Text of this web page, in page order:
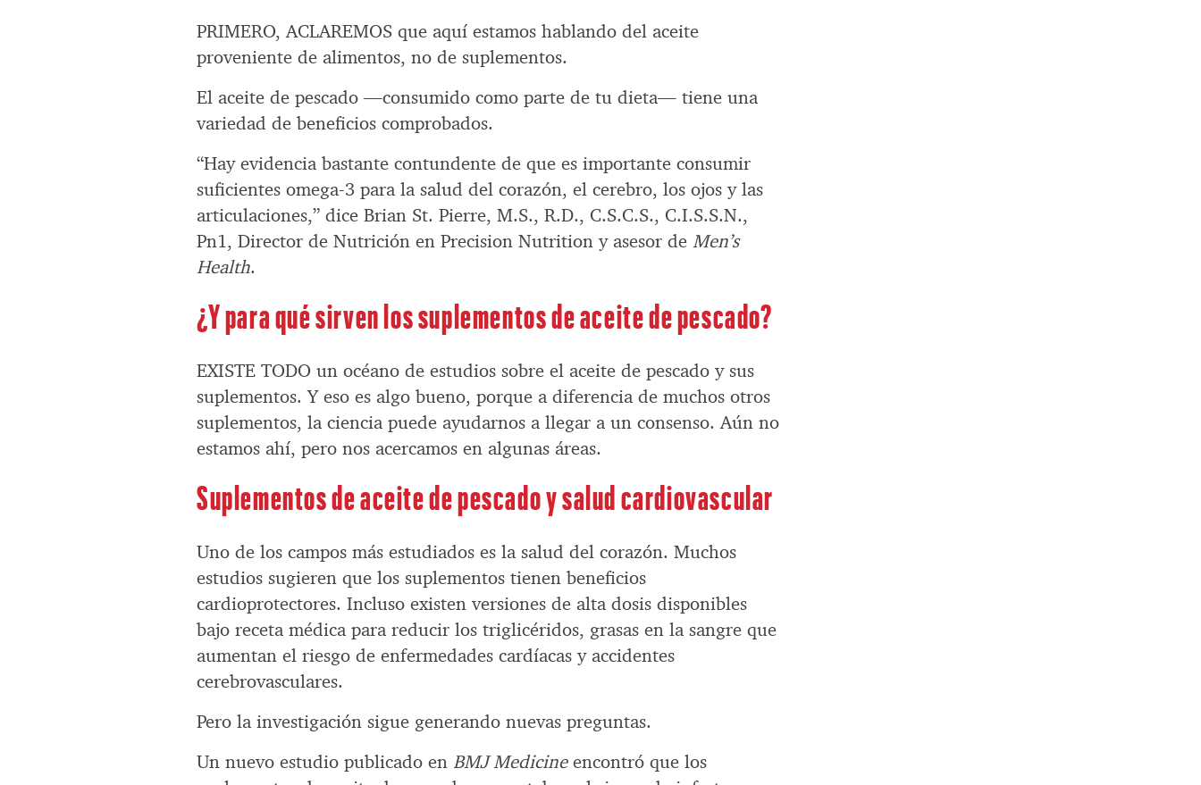
PRIMERO, ACLAREMOS que aquí estamos hablando del aceite
proveniente de alimentos, no de suplementos.
El aceite de pescado —consumido como parte de tu dieta— tiene una
variedad de beneficios comprobados.
“Hay evidencia bastante contundente de que es importante consumir
suficientes omega-3 para la salud del corazón, el cerebro, los ojos y las
articulaciones,” dice Brian St. Pierre, M.S., R.D., C.S.C.S., C.I.S.S.N.,
Pn1, Director de Nutrición en Precision Nutrition y asesor deMen’s
Health.
¿Y para qué sirven los suplementos de aceite de pescado?
EXISTE TODO un océano de estudios sobre el aceite de pescado y sus
suplementos. Y eso es algo bueno, porque a diferencia de muchos otros
suplementos, la ciencia puede ayudarnos a llegar a un consenso. Aún no
estamos ahí, pero nos acercamos en algunas áreas.
Suplementos de aceite de pescado y salud cardiovascular
Uno de los campos más estudiados es la salud del corazón. Muchos
estudios sugieren que los suplementos tienen beneficios
cardioprotectores. Incluso existen versiones de alta dosis disponibles
bajo receta médica para reducir los triglicéridos, grasas en la sangre que
aumentan el riesgo de enfermedades cardíacas y accidentes
cerebrovasculares.
Pero la investigación sigue generando nuevas preguntas.
Un nuevo estudio publicado enBMJ Medicineencontró que los